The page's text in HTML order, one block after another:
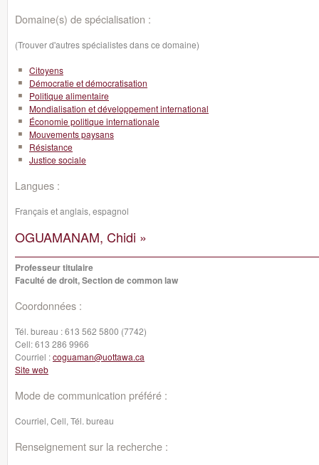
Domaine(s) de spécialisation :
(Trouver d'autres spécialistes dans ce domaine)
Citoyens
Démocratie et démocratisation
Politique alimentaire
Mondialisation et développement international
Économie politique internationale
Mouvements paysans
Résistance
Justice sociale
Langues :
Français et anglais, espagnol
OGUAMANAM, Chidi »
Professeur titulaire
Faculté de droit, Section de common law
Coordonnées :
Tél. bureau :613 562 5800 (7742)
Cell:613 286 9966
Courriel :coguaman@uottawa.ca
Site web
Mode de communication préféré :
Courriel, Cell, Tél. bureau
Renseignement sur la recherche :